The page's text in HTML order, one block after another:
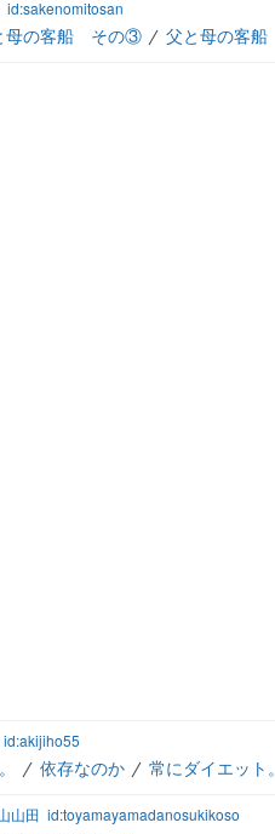
id:sakenomitosan
母の客船 その③ 父と母の客
id:akijiho55
依存なのか 常にダイエット。
山田 id:toyamayamadanosukikoso